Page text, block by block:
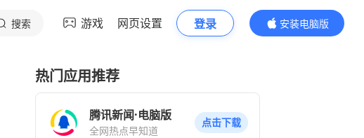
搜索 游戏 网页设置 登录
安装电脑版
内容更精彩
热门应用推荐
腾讯新闻·电脑版
全网热点早知道
点击下载